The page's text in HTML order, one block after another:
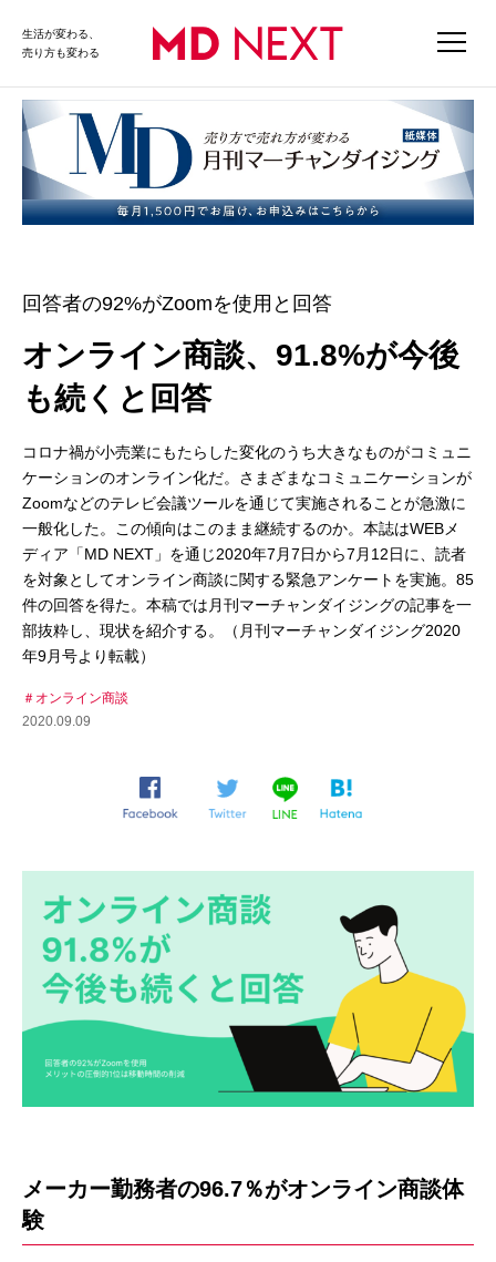
生活が変わる、
売り方も変わる
回答者の92%がZoomを使用と回答
オンライン商談、91.8%が今後
も続くと回答
コロナ禍が小売業にもたらした変化のうち大きなものがコミュニ
ケーションのオンライン化だ。さまざまなコミュニケーションが
Zoomなどのテレビ会議ツールを通じて実施されることが急激に
一般化した。この傾向はこのまま継続するのか。本誌はWEBメ
ディア「MD NEXT」を通じ2020年7月7日から7月12日に、読者
を対象としてオンライン商談に関する緊急アンケートを実施。85
件の回答を得た。本稿では月刊マーチャンダイジングの記事を一
部抜粋し、現状を紹介する。（月刊マーチャンダイジング2020
年9月号より転載）
オンライン商談
2020.09.09
メーカー勤務者の96.7％がオンライン商談体
験